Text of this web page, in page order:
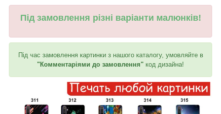
Під замовлення різні варіанти малюнків!
Під час замовлення картинки з нашого каталогу, умовляйте в
"Комментаріями до замовлення" код дизайна!